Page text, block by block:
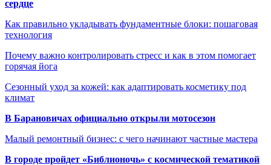
сердце
Как правильно укладывать фундаментные блоки: пошаговая
технология
Почему важно контролировать стресс и как в этом помогает
горячая йога
Сезонный уход за кожей: как адаптировать косметику под
климат
В Барановичах официально открыли мотосезон
Малый ремонтный бизнес: с чего начинают частные мастера
В городе пройдет «Библионочь» с космической тематикой